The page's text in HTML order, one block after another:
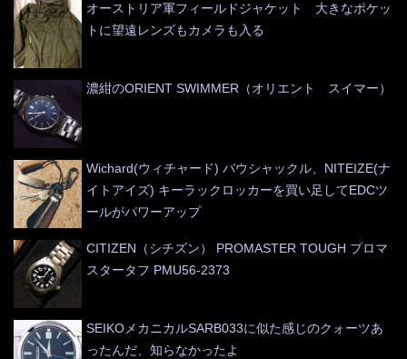
オーストリア軍フィールドジャケット 大きなポケッ
トに望遠レンズもカメラも入る
濃紺のORIENT SWIMMER（オリエント スイマー）
Wichard(ウィチャード) バウシャックル、NITEIZE(ナ
イトアイズ) キーラックロッカーを買い足してEDCツ
ールがパワーアップ
CITIZEN（シチズン） PROMASTER TOUGH プロマ
スタータフ PMU56-2373
SEIKOメカニカルSARB033に似た感じのクォーツあ
ったんだ、知らなかったよ